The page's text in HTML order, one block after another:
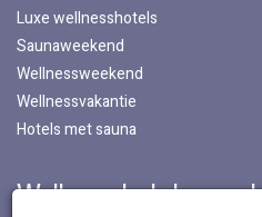
Luxe wellnesshotels
Saunaweekend
Wellnessweekend
Wellnessvakantie
Hotels met sauna
Wellnesshotels per